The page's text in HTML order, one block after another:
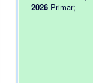
2026 Primar;